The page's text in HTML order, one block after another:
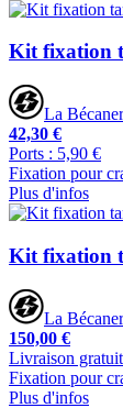
Kit fixation
La
42,30 €
Ports : 5,90 €
Fixation pour
Plus d'infos
Kit fixation
La
150,00 €
Livraison
Fixation pour
Plus d'infos